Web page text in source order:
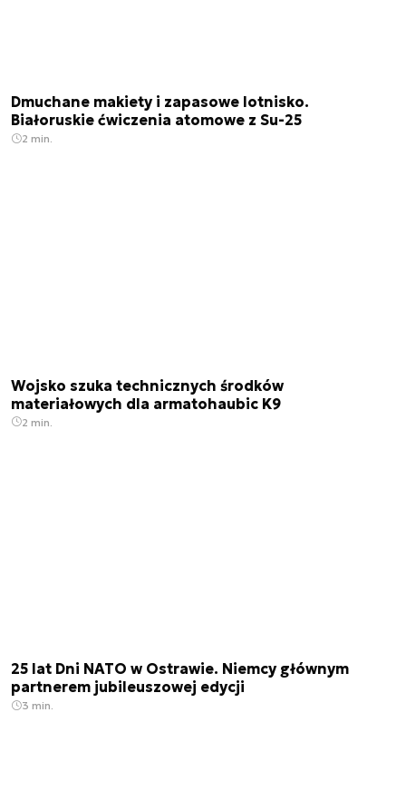
Dmuchane makiety i zapasowe lotnisko.
Białoruskie ćwiczenia atomowe z Su-25
2 min.
Wojsko szuka technicznych środków
materiałowych dla armatohaubic K9
2 min.
25 lat Dni NATO w Ostrawie. Niemcy głównym
partnerem jubileuszowej edycji
3 min.